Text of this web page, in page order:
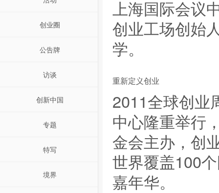
创业圈
公告牌
访谈
创新中国
专题
特写
境界
上海国际会议
创业工场创始
学。
重新定义创业
2011全球创业
中心隆重举行
金会主办，创
世界覆盖100
嘉年华。